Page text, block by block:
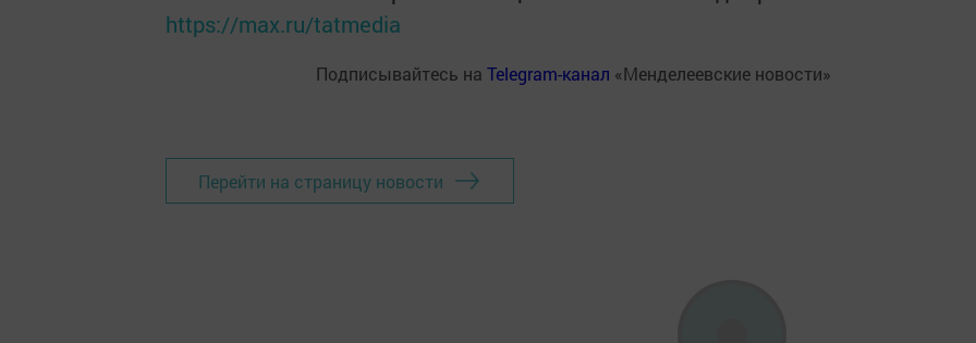
https://max.ru/tatmedia
Подписывайтесь на Telegram-канал «Менделеевские новости»
Перейти на страницу новости